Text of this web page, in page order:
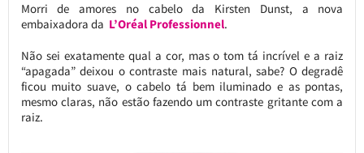
Morri de amores no cabelo da Kirsten Dunst, a nova
embaixadora da L’Oréal Professionnel.
Não sei exatamente qual a cor, mas o tom tá incrível e a raiz
“apagada” deixou o contraste mais natural, sabe? O degradê
ficou muito suave, o cabelo tá bem iluminado e as pontas,
mesmo claras, não estão fazendo um contraste gritante com a
raiz.